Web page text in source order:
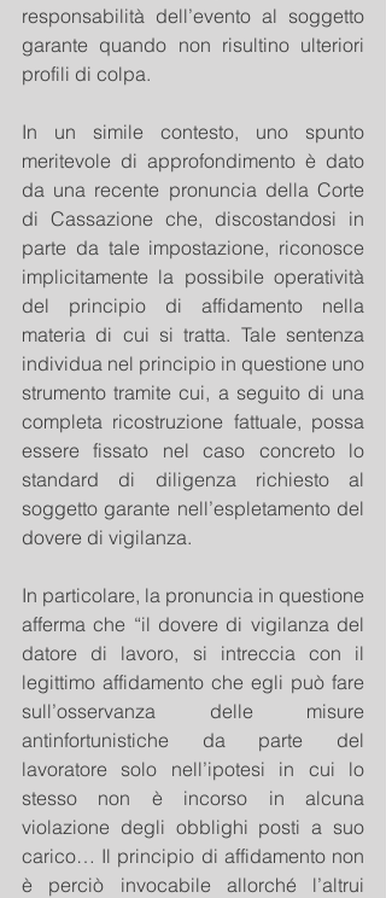
responsabilità dell’evento al soggetto
garante quando non risultino ulteriori
profili di colpa.
In un simile contesto, uno spunto
meritevole di approfondimento è dato
da una recente pronuncia della Corte
di Cassazione che, discostandosi in
parte da tale impostazione, riconosce
implicitamente la possibile operatività
del principio di affidamento nella
materia di cui si tratta. Tale sentenza
individua nel principio in questione uno
strumento tramite cui, a seguito di una
completa ricostruzione fattuale, possa
essere fissato nel caso concreto lo
standard di diligenza richiesto al
soggetto garante nell’espletamento del
dovere di vigilanza.
In particolare, la pronuncia in questione
afferma che “il dovere di vigilanza del
datore di lavoro, si intreccia con il
legittimo affidamento che egli può fare
sull’osservanza delle misure
antinfortunistiche da parte del
lavoratore solo nell’ipotesi in cui lo
stesso non è incorso in alcuna
violazione degli obblighi posti a suo
carico… Il principio di affidamento non
è perciò invocabile allorché l’altrui